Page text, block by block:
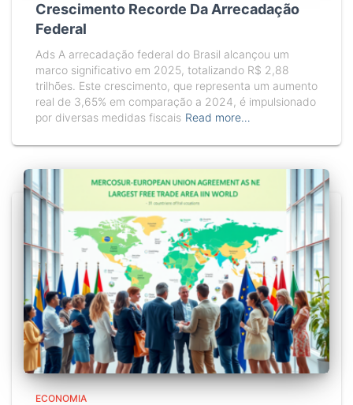
Crescimento Recorde Da Arrecadação
Federal
Ads A arrecadação federal do Brasil alcançou um
marco significativo em 2025, totalizando R$ 2,88
trilhões. Este crescimento, que representa um aumento
real de 3,65% em comparação a 2024, é impulsionado
por diversas medidas fiscais Read more…
ECONOMIA